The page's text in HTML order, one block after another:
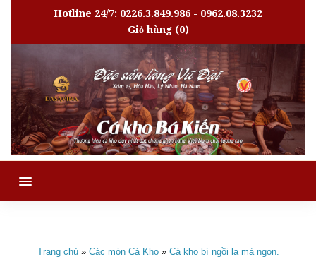
Hotline 24/7: 0226.3.849.986 - 0962.08.3232
Giỏ hàng(0)
MENU
Trang chủ» Các món Cá Kho» Cá kho bí ngồi lạ mà ngon.